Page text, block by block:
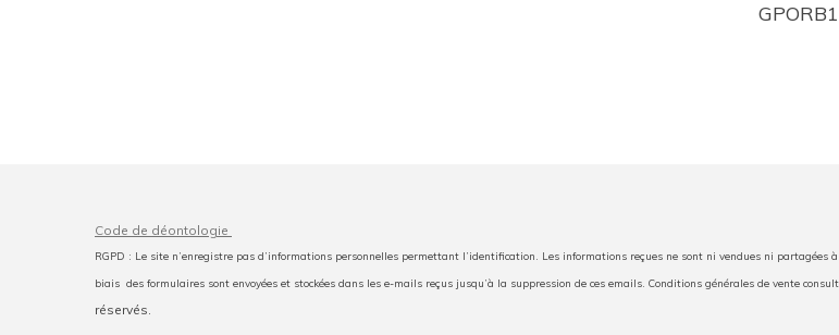
Code de déontologie
RGPD : Le site n’enregistre pas d’informations personnelles permettant l’identification. Les informations reçues ne sont ni vendues ni
biais des formulaires sont envoyées et stockées dans les e-mails reçus jusqu’à la suppression de ces emails. Conditions générales de vente
réservés.